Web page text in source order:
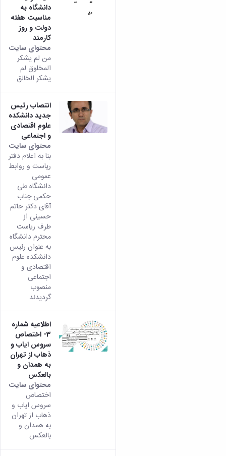
دانشگاه به
مناسبت هفته
دولت و روز
کارمند
محتوای سایت
من لم یشکر
المخلوق لم
یشکر الخالق
انتصاب رئیس
جدید دانشکده
علوم اقتصادی
و اجتماعی
محتوای سایت
بنا به اعلام دفتر
ریاست و روابط
عمومی
دانشگاه طی
حکمی جناب
آقای دکتر حاتم
حسینی از
طرف ریاست
محترم دانشگاه
به عنوان رئیس
دانشکده علوم
اقتصادی و
اجتماعی
منصوب
گردیدند
اطلاعیه شماره
3- اختصاص
سروس ایاب و
ذهاب از تهران
به همدان و
بالعکس
محتوای سایت
اختصاص
سروس ایاب و
ذهاب از تهران
به همدان و
بالعکس